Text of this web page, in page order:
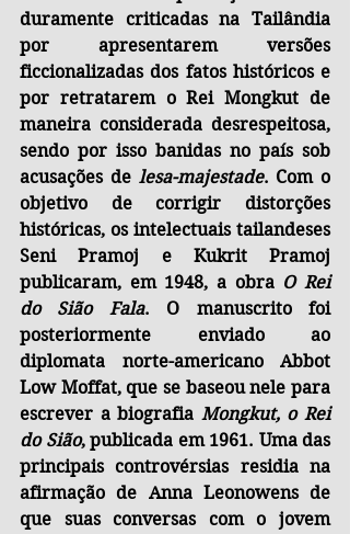
duramente criticadas na Tailândia
por apresentarem versões
ficcionalizadas dos fatos históricos e
por retratarem o Rei Mongkut de
maneira considerada desrespeitosa,
sendo por isso banidas no país sob
acusações de lesa-majestade. Com o
objetivo de corrigir distorções
históricas, os intelectuais tailandeses
Seni Pramoj e Kukrit Pramoj
publicaram, em 1948, a obra O Rei
do Sião Fala. O manuscrito foi
posteriormente enviado ao
diplomata norte-americano Abbot
Low Moffat, que se baseou nele para
escrever a biografia Mongkut, o Rei
do Sião, publicada em 1961. Uma das
principais controvérsias residia na
afirmação de Anna Leonowens de
que suas conversas com o jovem